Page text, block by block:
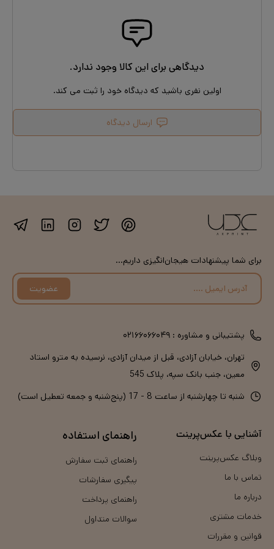
دیدگاهی برای این کالا وجود ندارد.
اولین نفری باشید که دیدگاه خود را ثبت می کند.
ارسال دیدگاه
برای شما پیشنهادات هیجان‌انگیزی داریم...
عضویت
پشتیبانی و مشاوره : ۰۲۱۶۶۰۶۶۰۴۹
تهران، خیابان آزادی، قبل از میدان آزادی، نرسیده به مترو استاد
معین، جنب بانک سپه، پلاک 545
شنبه تا چهارشنبه از ساعت 8 - 17 (پنج‌شنبه و جمعه تعطیل است)
آشنایی با عکس‌پرینت
وبلاگ عکس‌پرینت
تماس با ما
درباره ما
خدمات مشتری
قوانین و مقررات
راهنمای استفاده
راهنمای ثبت سفارش
پیگیری سفارشات
راهنمای پرداخت
سوالات متداول